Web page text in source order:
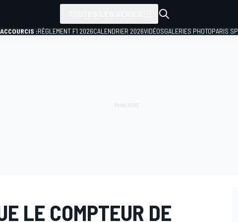
:RÈGLEMENT F1 2026CALENDRIER 2026VIDÉOSGALERIES PHOTOPARIS
LE COMPTEUR DE